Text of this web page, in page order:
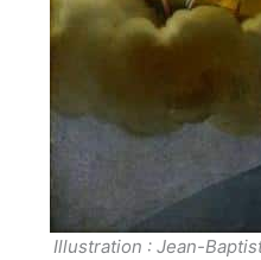
Illustration : Jean-